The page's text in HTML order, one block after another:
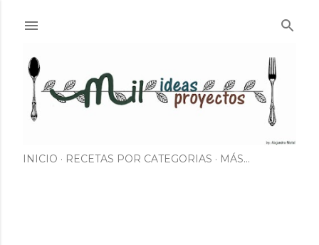
INICIO RECETAS POR CATEGORIAS MÁS…